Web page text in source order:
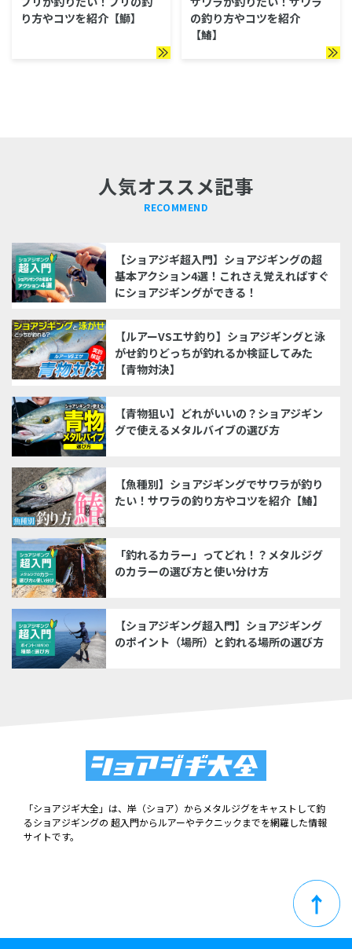
ショアジギング超入門
り方やコツを紹介【鰤】
の釣り方やコツを紹介
【鰆】
人気オススメ記事
RECOMMEND
【ショアジギ超入門】ショアジギングの超
基本アクション4選！これさえ覚えればすぐ
にショアジギングができる！
【ルアーVSエサ釣り】ショアジギングと泳
がせ釣りどっちが釣れるか検証してみた
【青物対決】
【青物狙い】どれがいいの？ショアジギン
グで使えるメタルバイブの選び方
【魚種別】ショアジギングでサワラが釣り
たい！サワラの釣り方やコツを紹介【鰆】
「釣れるカラー」ってどれ！？メタルジグ
のカラーの選び方と使い分け方
【ショアジギング超入門】ショアジギング
のポイント（場所）と釣れる場所の選び方
「ショアジギ大全」は、岸（ショア）からメタルジグをキャストして釣
るショアジギングの 超入門からルアーやテクニックまでを網羅した情報
サイトです。